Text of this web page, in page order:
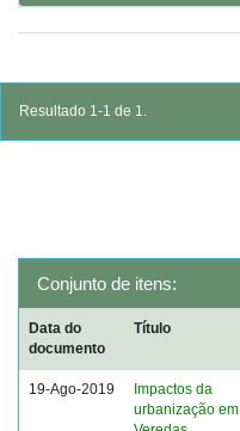
Resultado 1-1 de 1.
Conjunto de itens:
Data do
documento
Título
19-Ago-2019
Impactos da
urbanização em